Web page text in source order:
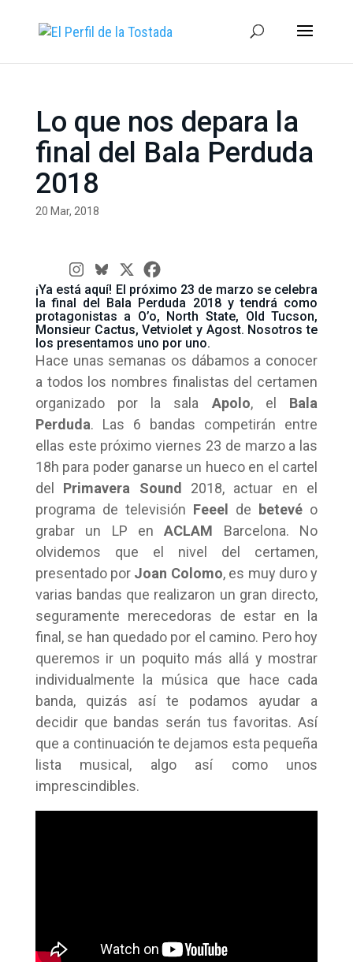
Lo que nos depara la
final del Bala Perduda
2018
20 Mar, 2018
¡Ya está aquí! El próximo 23 de marzo se celebra
la final del Bala Perduda 2018 y tendrá como
protagonistas a O’o, North State, Old Tucson,
Monsieur Cactus, Vetviolet y Agost. Nosotros te
los presentamos uno por uno.
Hace unas semanas os dábamos a conocer
a todos los nombres finalistas del certamen
organizado por la sala Apolo, el Bala
Perduda. Las 6 bandas competirán entre
ellas este próximo viernes 23 de marzo a las
18h para poder ganarse un hueco en el cartel
del Primavera Sound
2018, actuar en el
programa de televisión Feeel de betevé o
grabar un LP enACLAM Barcelona. No
olvidemos que el nivel del certamen,
presentado por Joan Colomo, es muy duro y
varias bandas que realizaron un gran directo,
seguramente merecedoras de estar en la
final, se han quedado por el camino. Pero hoy
queremos ir un poquito más allá y mostrar
individualmente la música que hace cada
banda, quizás así te podamos ayudar a
decidir que bandas serán tus favoritas. Así
que a continuación te dejamos esta pequeña
lista musical, algo así como unos
imprescindibles.